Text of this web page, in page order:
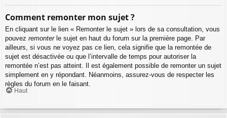
Comment remonter mon sujet ?
En cliquant sur le lien « Remonter le sujet » lors de sa consultation, vous
pouvez remonterle sujet en haut du forum sur la première page. Par
ailleurs, si vous ne voyez pas ce lien, cela signifie que la remontée de
sujet est désactivée ou que l’intervalle de temps pour autoriser la
remontée n’est pas atteint. Il est également possible de remonter un sujet
simplement en y répondant. Néanmoins, assurez-vous de respecter les
règles du forum en le faisant.
Haut